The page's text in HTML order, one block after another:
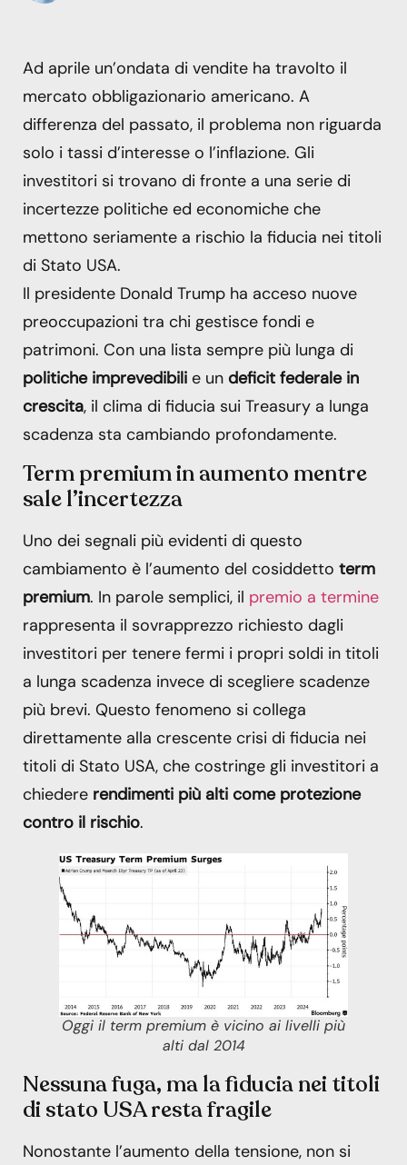
Ad aprile un’ondata di vendite ha travolto il
mercato obbligazionario americano. A
differenza del passato, il problema non riguarda
solo i tassi d’interesse o l’inflazione. Gli
investitori si trovano di fronte a una serie di
incertezze politiche ed economiche che
mettono seriamente a rischio la fiducia nei titoli
di Stato USA.
Il presidente Donald Trump ha acceso nuove
preoccupazioni tra chi gestisce fondi e
patrimoni. Con una lista sempre più lunga di
politiche imprevedibili e un deficit federale in
crescita, il clima di fiducia sui Treasury a lunga
scadenza sta cambiando profondamente.
Term premium in aumento mentre
sale l’incertezza
Uno dei segnali più evidenti di questo
cambiamento è l’aumento del cosiddetto term
premium. In parole semplici, il premio a termine
rappresenta il sovrapprezzo richiesto dagli
investitori per tenere fermi i propri soldi in titoli
a lunga scadenza invece di scegliere scadenze
più brevi. Questo fenomeno si collega
direttamente alla crescente crisi di fiducia nei
titoli di Stato USA, che costringe gli investitori a
chiedere rendimenti più alti come protezione
contro il rischio.
Oggi il term premium è vicino ai livelli più
alti dal 2014
Nessuna fuga, ma la fiducia nei titoli
di stato USA resta fragile
Nonostante l’aumento della tensione, non si